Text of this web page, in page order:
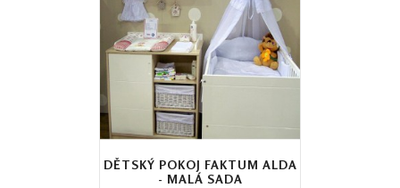
DĚTSKÝ POKOJ FAKTUM ALDA
- MALÁ SADA